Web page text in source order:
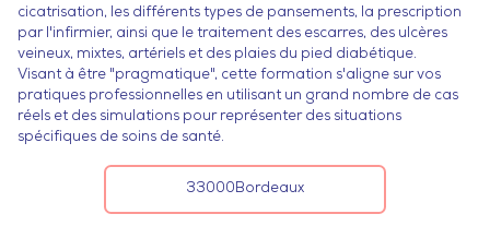
cicatrisation, les différents types de pansements, la prescription
par l'infirmier, ainsi que le traitement des escarres, des ulcères
veineux, mixtes, artériels et des plaies du pied diabétique.
Visant à être "pragmatique", cette formation s'aligne sur vos
pratiques professionnelles en utilisant un grand nombre de cas
réels et des simulations pour représenter des situations
spécifiques de soins de santé.
33000 Bordeaux